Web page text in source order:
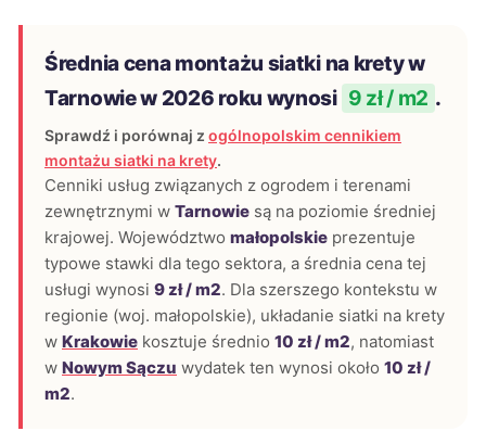
Średnia cena montażu siatki na krety w
Tarnowie w 2026 roku wynosi 9 zł / m2 .
Sprawdź i porównaj z ogólnopolskim cennikiem
montażu siatki na krety.
Cenniki usług związanych z ogrodem i terenami
zewnętrznymi w Tarnowie są na poziomie średniej
krajowej. Województwo małopolskie prezentuje
typowe stawki dla tego sektora, a średnia cena tej
usługi wynosi 9 zł / m2. Dla szerszego kontekstu w
regionie (woj. małopolskie), układanie siatki na krety
w Krakowie kosztuje średnio 10 zł / m2, natomiast
w Nowym Sączu wydatek ten wynosi około 10 zł /
m2.